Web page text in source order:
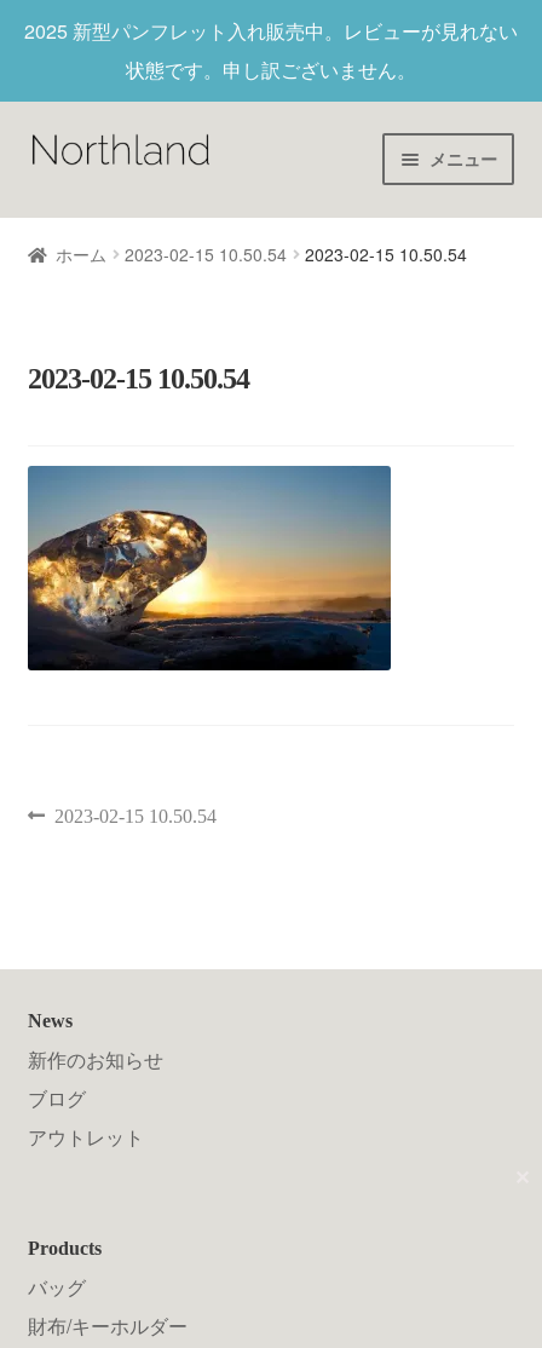
2025 新型パンフレット入れ販売中。レビューが見れない
状態です。申し訳ございません。
メニュー
Home
ヌメ革
アウトレット
聖書カバー
書籍カバー
お買い物カゴ
送料について
ホーム 2023-02-15 10.50.54 2023-02-15 10.50.54
2023-02-15 10.50.54
2023-02-15 10.50.54
News
新作のお知らせ
ブログ
アウトレット
Products
バッグ
財布/キーホルダー